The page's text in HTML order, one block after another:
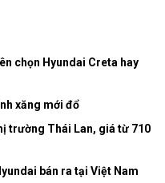
chọn Hyundai Creta hay
xăng mới đổ
trường Thái Lan, giá từ 710
bán ra tại Việt Nam